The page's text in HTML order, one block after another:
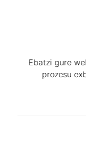
Ebatzi gure
prozesu